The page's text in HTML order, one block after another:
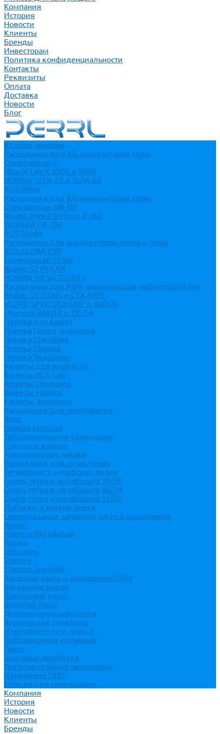
Компания
История
Новости
Клиенты
Бренды
Инвесторам
Политика конфиденциальности
Контакты
Реквизиты
Оплата
Доставка
Новости
Блог
Каталог товаров
Расходники для ЭД анализаторов серы
Спектроскан S
Hitachi Lab-X 3500 и 5000
HORIBA SLFA-20 и SLFA-60
XOS Petra
Расходники для ВД анализаторов серы
Спектроскан SW-D3
Rigaku Mini-Z и Micro-Z ULC
TANAKA FX-700
XOS Sindie
Расходники для анализаторов хлора и серы
XOS CLORA 2XP
Спектроскан CLSW
Bruker S2 POLAR
HORIBA MESA-7220V2
Расходники для РФА анализаторов нефтепродуктов
Bruker S1 TITAN и CTX 500S
xSORT, SPECTROCUBE и XEPOS
Olympus VANTA и DELTA
Пленка для кювет
Пленка Перрл Аналитик
Пленка Chemplex
Пленка Fluxana
Пленка Экросхим
Кюветы для жидкости
Кюветы BGV Lab
Кюветы Chemplex
Кюветы Fluxana
Кюветы Экросхим
Расходники для прессования
Воск
Борная кислота
Таблетированное связующее
Стальные кольца
Алюминиевые чашки
Расходники для сплавления
Тетраборат и метаборат лития
Смесь тетра и метабората 50/50
Смесь тетра и метабората 66/34
Смесь тетра и метабората 12/22
Добавки и другие смеси
Оригинальные запасные части и расходники
Bruker
Malvern PANalytical
Rigaku
Shimadzu
Spectro
Thermo Scientific
Запасные части и расходники ОЕМ
Вакуумное масло
Вакуумный насос
Водяной насос
Деионизирующая смола
Химические реактивы
Измельчители и пресса
Вибрационная мельница
Пресс
Щековые дробилки
Дополнительные аксессуары
Измерение ППП
Миксер для связующего
Компания
История
Новости
Клиенты
Бренды